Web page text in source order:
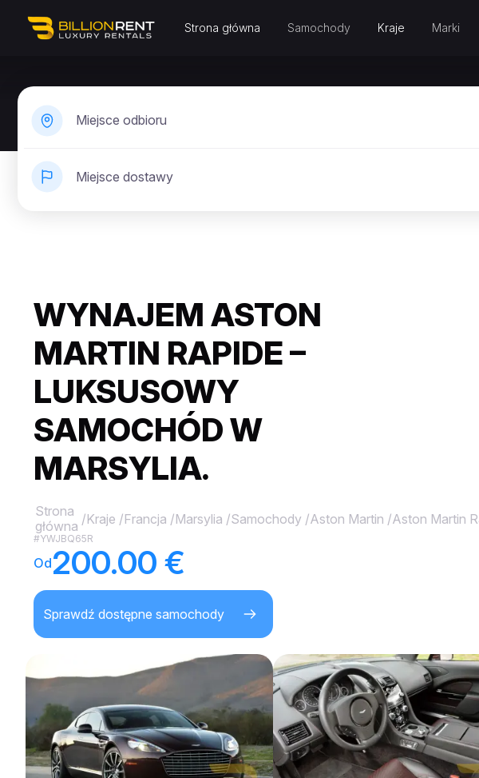
Strona główna Samochody Kraje Marki
Miejsce odbioru
Miejsce dostawy
WYNAJEM ASTON
MARTIN RAPIDE –
LUKSUSOWY
SAMOCHÓD W
MARSYLIA.
Strona
główna /Kraje /Francja /Marsylia /Samochody /Aston Martin /Aston Martin
#YWJBQ65R
Od200.00 €
Sprawdź dostępne samochody